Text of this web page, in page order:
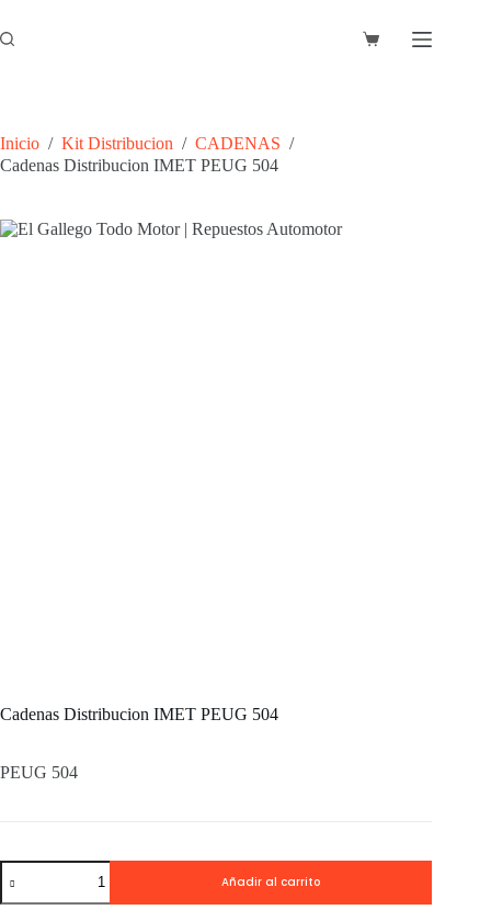
al
contenido
Carro
Inicio / Kit Distribucion / CADENAS /
Cadenas Distribucion IMET PEUG 504
Cadenas Distribucion IMET PEUG 504
PEUG 504
Cadenas
Distribucion
IMET
Añadir al carrito